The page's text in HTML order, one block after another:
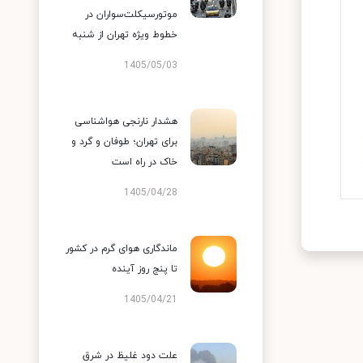
موتورسیکلت‌سواران در
خطوط ویژه تهران از شنبه
1405/05/03
هشدار نارنجی هواشناسی
برای تهران؛ طوفان و گرد و
خاک در راه است
1405/04/28
ماندگاری هوای گرم در کشور
تا پنج روز آینده
1405/04/21
علت دود غلیظ در شرق